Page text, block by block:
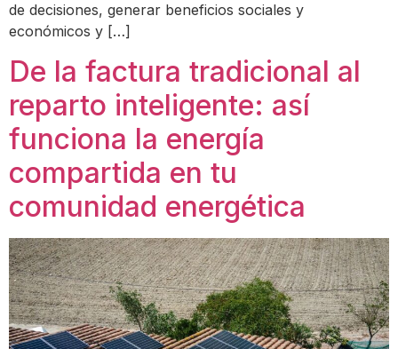
de decisiones, generar beneficios sociales y
económicos y […]
De la factura tradicional al
reparto inteligente: así
funciona la energía
compartida en tu
comunidad energética